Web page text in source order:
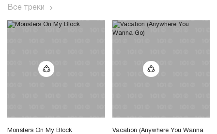
Все треки
Monsters On My Block
Vacation (Anywhere You Wanna